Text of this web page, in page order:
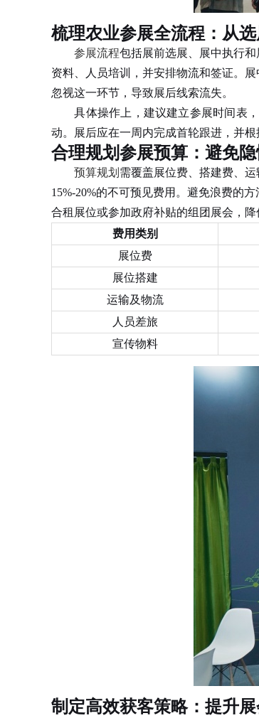
梳理农业参展全流程：从
参展流程包括展前选展、展中执行
资料、人员培训，并安排物流和签证。
忽视这一环节，导致展后线索流失。
具体操作上，建议建立参展时间表，
动。展后应在一周内完成首轮跟进，并根
合理规划参展预算：避免
预算规划 需覆盖展位费、搭建费、
15%-20%的不可预见费用。避免浪费的
合租展位或参加政府补贴的组团展会，降
费用类别
展位费
展位搭建
运输及物流
人员差旅
宣传物料
制定高效获客策略：提升